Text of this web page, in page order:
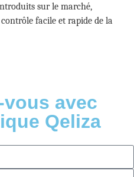
sur le marché,
facile et rapide de la
vous avec
Qeliza